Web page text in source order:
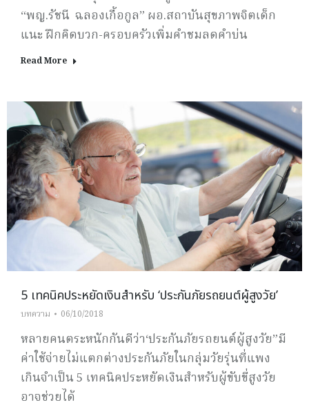
“พญ.รัชนี ฉลองเกื้อกูล” ผอ.สถาบันสุขภาพจิตเด็ก
แนะ ฝึกคิดบวก-ครอบครัวเพิ่มคำชมลดคำบ่น
Read More
5 เทคนิคประหยัดเงินสำหรับ ‘ประกันภัยรถยนต์ผู้สูงวัย’
บทความ 06/10/2018
หลายคนตระหนักกันดีว่า‘ประกันภัยรถยนต์ผู้สูงวัย”มี
ค่าใช้จ่ายไม่แตกต่างประกันภัยในกลุ่มวัยรุ่นที่แพง
เกินจำเป็น 5 เทคนิคประหยัดเงินสำหรับผู้ขับขี่สูงวัย
อาจช่วยได้